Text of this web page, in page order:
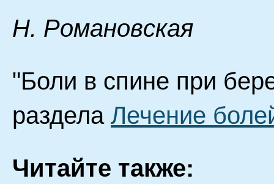
H. Poмaнoвcкaя
"Боли в спине при
раздела Лечение
Читайте также: